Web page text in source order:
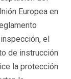
Europea en
el
de instrucción
la protección